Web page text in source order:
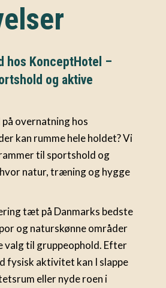
hos KonceptHotel –
og aktive
overnatning hos
kan rumme hele holdet? Vi
til sportshold og
natur, træning og hygge
tæt på Danmarks bedste
og naturskønne områder
valg til gruppeophold. Efter
fysisk aktivitet kan I slappe
eller nyde roen i